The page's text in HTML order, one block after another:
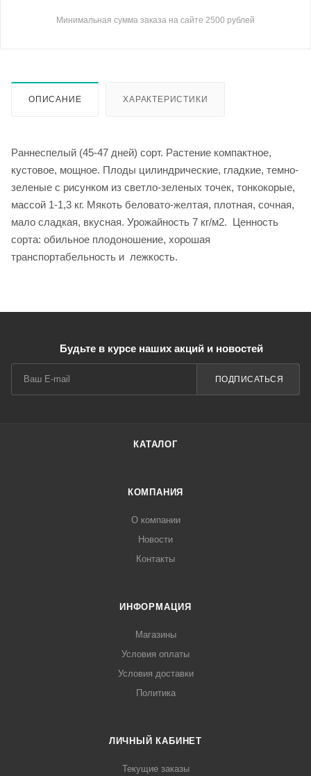
Минимальная сумма заказа на сайте 2500 рублей
ОПИСАНИЕ ХАРАКТЕРИСТИКИ
Раннеспелый (45-47 дней) сорт. Растение компактное,
кустовое, мощное. Плоды цилиндрические, гладкие, темно-
зеленые с рисунком из светло-зеленых точек, тонкокорые,
массой 1-1,3 кг. Мякоть беловато-желтая, плотная, сочная,
мало сладкая, вкусная. Урожайность 7 кг/м2. Ценность
сорта: обильное плодоношение, хорошая
транспортабельность и лежкость.
Будьте в курсе наших акций и новостей
ПОДПИСАТЬСЯ
КАТАЛОГ
КОМПАНИЯ
О компании
Новости
Контакты
ИНФОРМАЦИЯ
Магазины
Условия оплаты
Условия доставки
Политика
ЛИЧНЫЙ КАБИНЕТ
Текущие заказы